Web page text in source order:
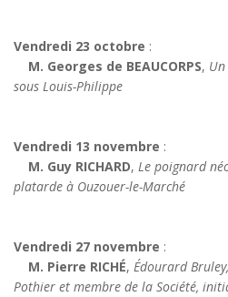
Vendredi 23 octobre :
M. Georges de BEAUCORPS,
sous Louis-Philippe
Vendredi 13 novembre :
M. Guy RICHARD, Le poignard
platarde à Ouzouer-le-Marché
Vendredi 27 novembre :
M. Pierre RICHÉ, Édourard
Pothier et membre de la Société,